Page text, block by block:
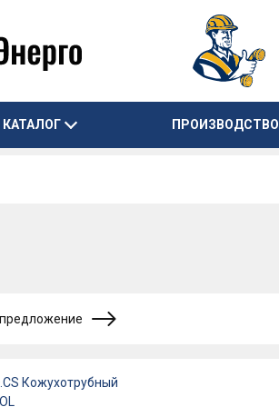
КАТАЛОГ ПРОИЗВОДСТВО
Кожухотрубный